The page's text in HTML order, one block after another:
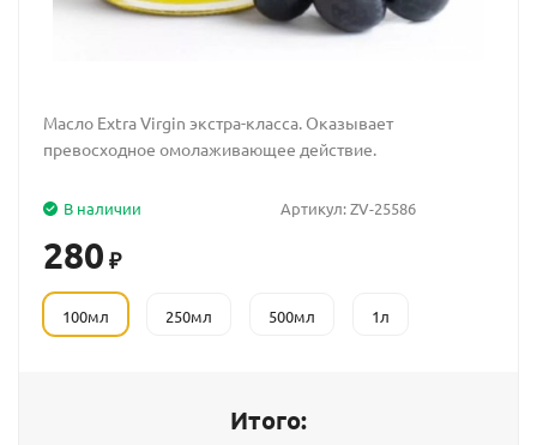
Масло Extra Virgin экстра-класса. Оказывает
превосходное омолаживающее действие.
Артикул:ZV-25586
В наличии
280 ₽
100мл 250мл 500мл 1л
Итого: